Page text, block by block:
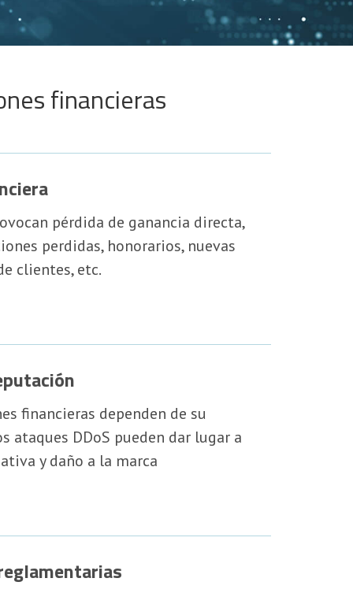
financieras
pérdida de ganancia directa,
perdidas, honorarios, nuevas
clientes, etc.
financieras dependen de su
ataques DDoS pueden dar lugar a
y daño a la marca